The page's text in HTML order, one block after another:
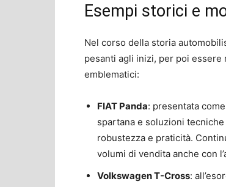
Esempi storici e
Nel corso della storia
pesanti agli inizi, per poi
emblematici:
FIAT Panda: presentata
spartana e soluzioni
robustezza e praticità.
volumi di vendita anche con
Volkswagen T-Cross: